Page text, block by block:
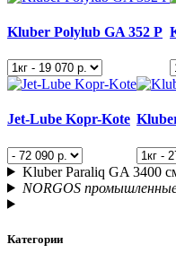
Kluber Polylub GA 352 P
Jet-Lube Kopr-Kote
Kluber Paraliq GA 3400
NORGOS
Категории